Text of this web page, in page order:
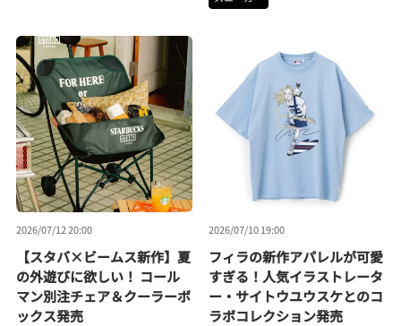
2026/07/12 20:00
【スタバ×ビームス新作】夏
の外遊びに欲しい！ コール
マン別注チェア＆クーラーボ
ックス発売
2026/07/10 19:00
フィラの新作アパレルが可愛
すぎる！人気イラストレータ
ー・サイトウユウスケとのコ
ラボコレクション発売